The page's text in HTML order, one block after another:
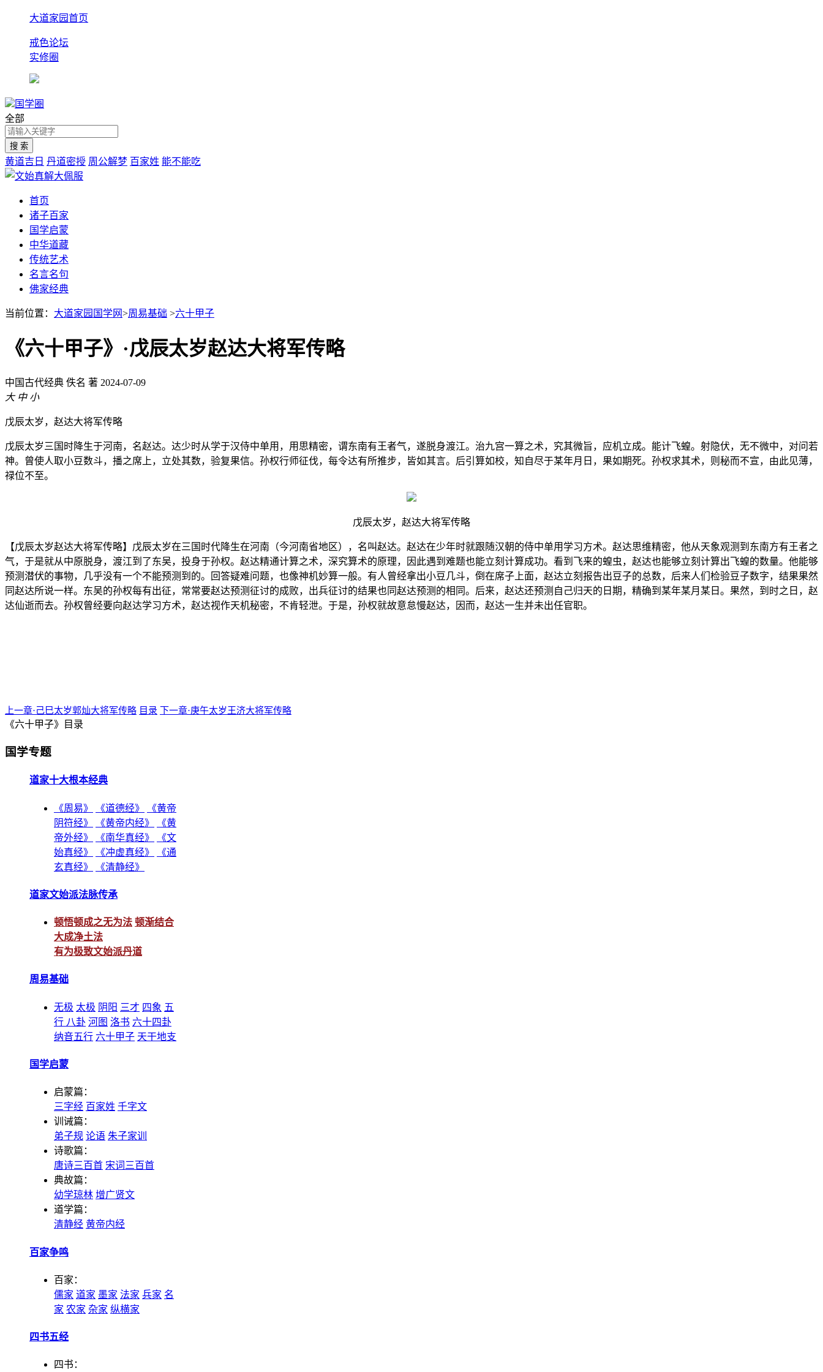
大道家园首页
戒色论坛
实修圈
国学圈
全部
黄道吉日 丹道密授 周公解梦 百家姓 能不能吃
首页
诸子百家
国学启蒙
中华道藏
传统艺术
名言名句
佛家经典
当前位置： 大道家园国学网>周易基础 >六十甲子
《六十甲子》·戊辰太岁赵达大将军传略
中国古代经典 佚名 著 2024-07-09
大 中 小
戊辰太岁，赵达大将军传略
戊辰太岁三国时降生于河南，名赵达。达少时从学于汉侍中单用，用思精密，谓东南有王者气，遂脱身渡江。治九宫一算之术，究其微旨，应机立成。能计飞蝗。射隐伏，无不微中，对问若
神。曾使人取小豆数斗，播之席上，立处其数，验复果信。孙权行师征伐，每令达有所推步，皆如其言。后引算如校，知自尽于某年月日，果如期死。孙权求其术，则秘而不宣，由此见薄，
禄位不至。
戊辰太岁，赵达大将军传略
【戊辰太岁赵达大将军传略】戊辰太岁在三国时代降生在河南（今河南省地区），名叫赵达。赵达在少年时就跟随汉朝的侍中单用学习方术。赵达思维精密，他从天象观测到东南方有王者之
气，于是就从中原脱身，渡江到了东吴，投身于孙权。赵达精通计算之术，深究算术的原理，因此遇到难题也能立刻计算成功。看到飞来的蝗虫，赵达也能够立刻计算出飞蝗的数量。他能够
预测潜伏的事物，几乎没有一个不能预测到的。回答疑难问题，也像神机妙算一般。有人曾经拿出小豆几斗，倒在席子上面，赵达立刻报告出豆子的总数，后来人们检验豆子数字，结果果然
同赵达所说一样。东吴的孙权每有出征，常常要赵达预测征讨的成败，出兵征讨的结果也同赵达预测的相同。后来，赵达还预测自己归天的日期，精确到某年某月某日。果然，到时之日，赵
达仙逝而去。孙权曾经要向赵达学习方术，赵达视作天机秘密，不肯轻泄。于是，孙权就故意怠慢赵达，因而，赵达一生并未出任官职。
上一章·己巳太岁郭灿大将军传略 目录 下一章·庚午太岁王济大将军传略
《六十甲子》目录
国学专题
道家十大根本经典
《周易》 《道德经》
《黄帝
阴符经》
《黄帝内经》
《黄
帝外经》
《南华真经》
《文
始真经》
《冲虚真经》
《通
玄真经》
《清静经》
道家文始派法脉传承
顿悟顿成之无为法 顿渐结合
大成净土法
有为极致文始派丹道
周易基础
无极 太极 阴阳 三才 四象 五
行 八卦 河图 洛书 六十四卦
纳音五行 六十甲子 天干地支
国学启蒙
启蒙篇：
三字经 百家姓 千字文
训诫篇：
弟子规 论语 朱子家训
诗歌篇：
唐诗三百首 宋词三百首
典故篇：
幼学琼林 增广贤文
道学篇：
清静经 黄帝内经
百家争鸣
百家：
儒家 道家 墨家 法家 兵家 名
家 农家 杂家 纵横家
四书五经
四书：